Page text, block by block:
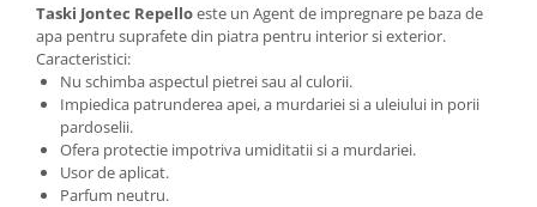
Taski Jontec Repelloeste un Agent de impregnare pe baza de
apa pentru suprafete din piatra pentru interior si exterior.
Caracteristici:
Nu schimba aspectul pietrei sau al culorii.
Impiedica patrunderea apei, a murdariei si a uleiului in porii
pardoselii.
Ofera protectie impotriva umiditatii si a murdariei.
Usor de aplicat.
Parfum neutru.